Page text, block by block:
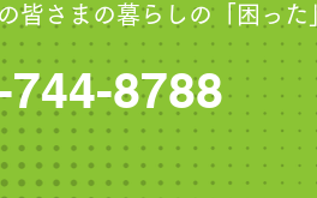
皆さまの暮らしの「困っ
744-8788